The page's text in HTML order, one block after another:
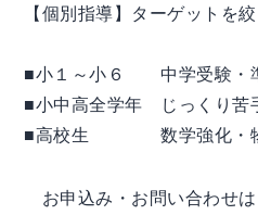
【個別指導】ターゲットを
■小１～小６ 中学受験・
■小中高全学年 じっくり苦
■高校生 数学強化・物
お申込み・お問い合わせ